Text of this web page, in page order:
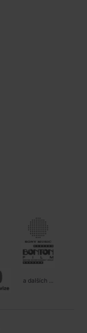
a dalších ...